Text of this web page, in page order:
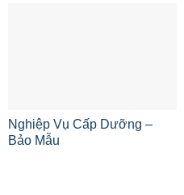
Nghiệp Vụ Cấp Dưỡng –
Bảo Mẫu